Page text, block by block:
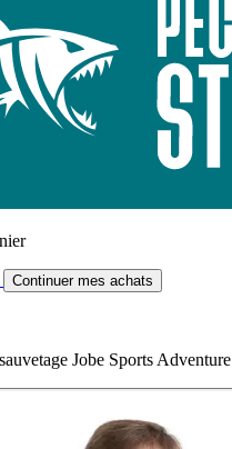
Continuer mes achats
Jobe Sports Adventure